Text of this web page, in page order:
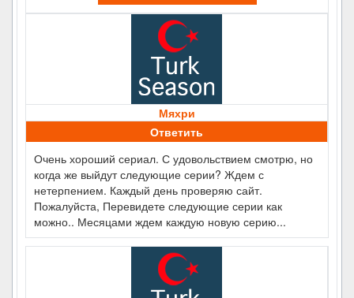
Мяхри
Ответить
Очень хороший сериал. С удовольствием смотрю, но
когда же выйдут следующие серии? Ждем с
нетерпением. Каждый день проверяю сайт.
Пожалуйста, Перевидете следующие серии как
можно.. Месяцами ждем каждую новую серию...